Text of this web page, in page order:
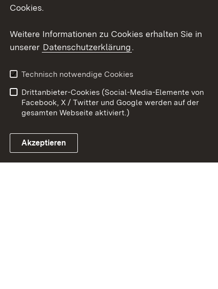
Youtube
Link zum Landesportal
Kontakt
Datenschutz
Barrierefreiheit
Impressum Cookies
Cookies.
Weitere Informationen zu Cookies erhalten Sie in
unserer Datenschutzerklärung.
Technisch notwendige Cookies
Drittanbieter-Cookies (Social-Media-Elemente von
Facebook, X / Twitter und Google werden auf der
gesamten Webseite aktiviert.)
Akzeptieren